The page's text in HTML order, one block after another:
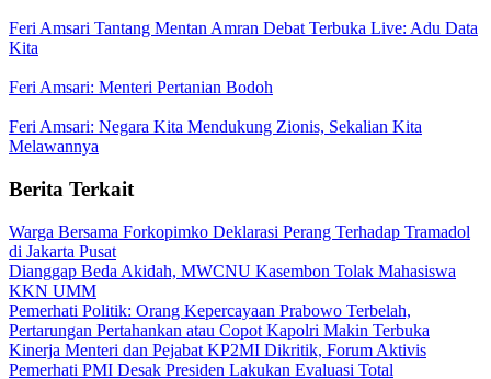
Feri Amsari Tantang Mentan Amran Debat Terbuka Live: Adu Data
Kita
Feri Amsari: Menteri Pertanian Bodoh
Feri Amsari: Negara Kita Mendukung Zionis, Sekalian Kita
Melawannya
Berita Terkait
Warga Bersama Forkopimko Deklarasi Perang Terhadap Tramadol
di Jakarta Pusat
Dianggap Beda Akidah, MWCNU Kasembon Tolak Mahasiswa
KKN UMM
Pemerhati Politik: Orang Kepercayaan Prabowo Terbelah,
Pertarungan Pertahankan atau Copot Kapolri Makin Terbuka
Kinerja Menteri dan Pejabat KP2MI Dikritik, Forum Aktivis
Pemerhati PMI Desak Presiden Lakukan Evaluasi Total